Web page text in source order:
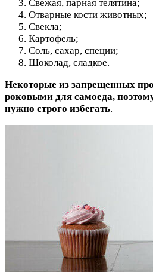
Свежая, парная телятина;
Отварные кости животных;
Свекла;
Картофель;
Соль, сахар, специи;
Шоколад, сладкое.
Некоторые из запрещенных
роковыми для самоеда,
нужно строго избегать.